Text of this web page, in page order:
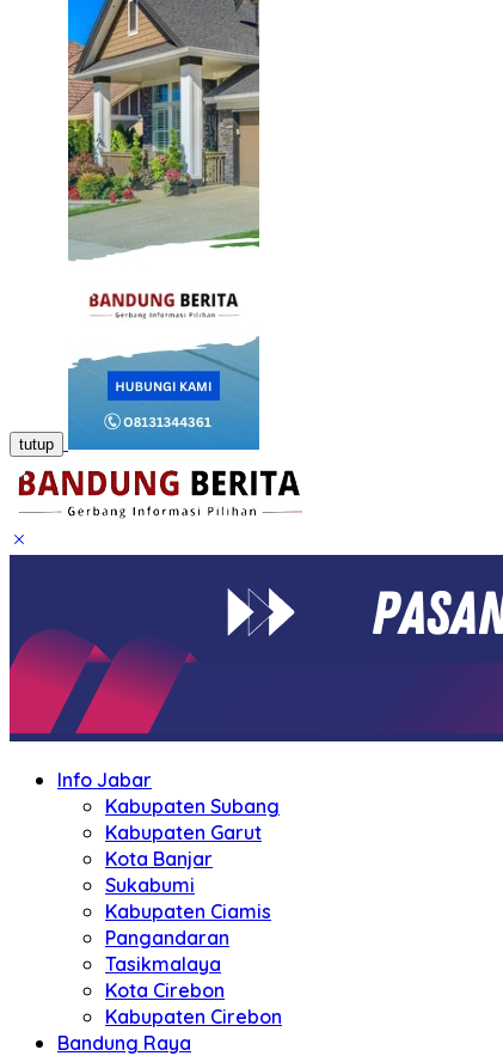
tutup
Info Jabar
Kabupaten Subang
Kabupaten Garut
Kota Banjar
Sukabumi
Kabupaten Ciamis
Pangandaran
Tasikmalaya
Kota Cirebon
Kabupaten Cirebon
Bandung Raya